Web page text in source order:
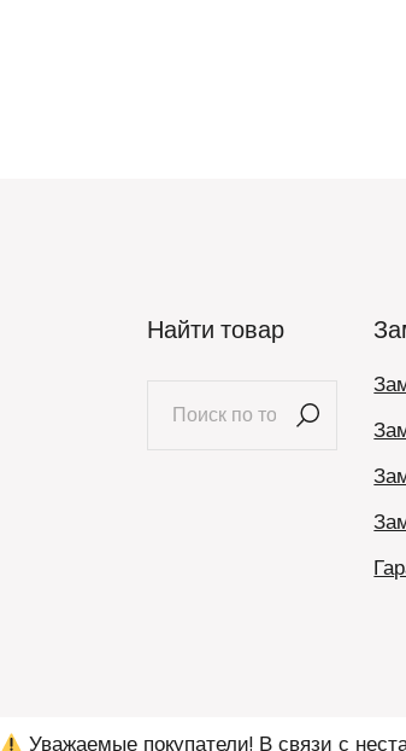
Найти товар
Уважаемые покупатели! В связи с